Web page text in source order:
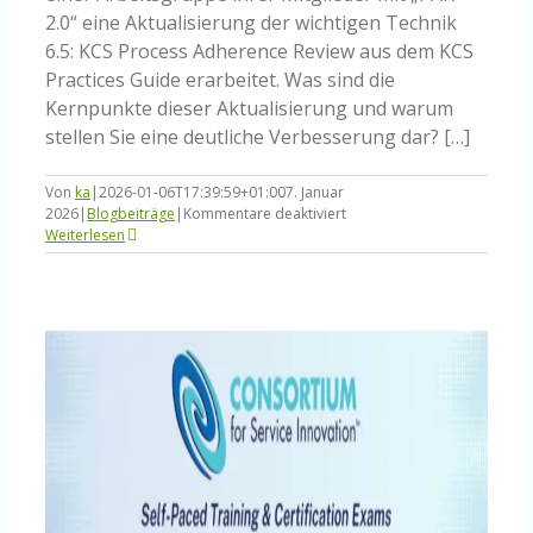
2.0“ eine Aktualisierung der wichtigen Technik
6.5: KCS Process Adherence Review aus dem KCS
Practices Guide erarbeitet. Was sind die
Kernpunkte dieser Aktualisierung und warum
stellen Sie eine deutliche Verbesserung dar? […]
Von ka |2026-01-06T17:39:59+01:007. Januar
2026|Blogbeiträge | Kommentare deaktiviertfür
2.0
tatsächlich
im
Arbeitsprozess
verankert?
Weiterlesen